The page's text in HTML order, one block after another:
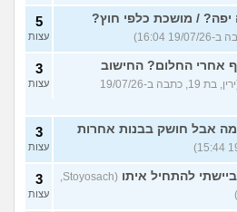
/ מושכת כלפי חוץ? 5
עצות
אחרי החלום? החישוב
(ירין, בת 19, כתבה ב-19/07/26
3
עצות
אבל חושק בבנות אחרות 3
עצות
להתחיל איתו
(Stoyosach,
3
עצות